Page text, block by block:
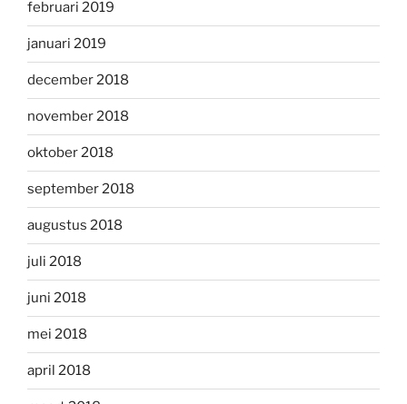
februari 2019
januari 2019
december 2018
november 2018
oktober 2018
september 2018
augustus 2018
juli 2018
juni 2018
mei 2018
april 2018